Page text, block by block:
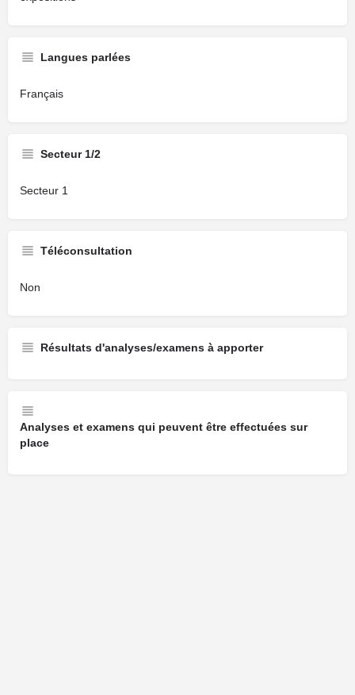
Langues parlées
Français
Secteur 1/2
Secteur 1
Téléconsultation
Non
Résultats d'analyses/examens à apporter
Analyses et examens qui peuvent être effectuées sur
place